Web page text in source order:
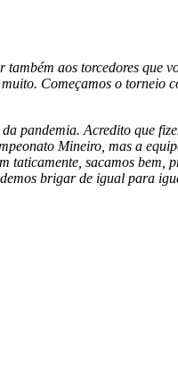
aos torcedores que
Começamos o torneio
pandemia. Acredito que
Mineiro, mas a
sacamos bem,
brigar de igual para